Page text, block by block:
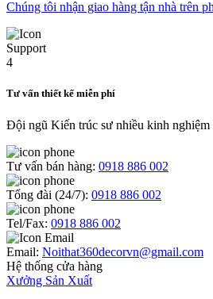
Chúng tôi nhận giao hàng tận nhà trên
Tư vấn thiết kế miễn phí
Đội ngũ Kiến trúc sư nhiều kinh nghiệm
Tư vấn bán hàng: 0918 886 002
Tổng đài (24/7): 0918 886 002
Tel/Fax: 0918 886 002
Email: Noithat360decorvn@gmail.com
Hệ thống cửa hàng
Xưởng Sản Xuất